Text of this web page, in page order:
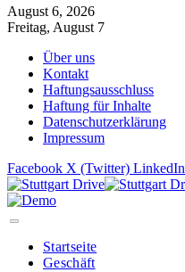
August 6, 2026
Freitag, August 7
Über uns
Kontakt
Haftungsausschluss
Haftung für Inhalte
Datenschutzerklärung
Impressum
Facebook X (Twitter) LinkedIn
Startseite
Geschäft